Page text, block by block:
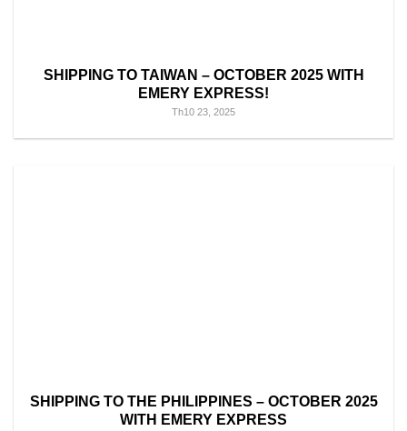
SHIPPING TO TAIWAN – OCTOBER 2025 WITH
EMERY EXPRESS!
Th10 23, 2025
SHIPPING TO THE PHILIPPINES – OCTOBER 2025
WITH EMERY EXPRESS